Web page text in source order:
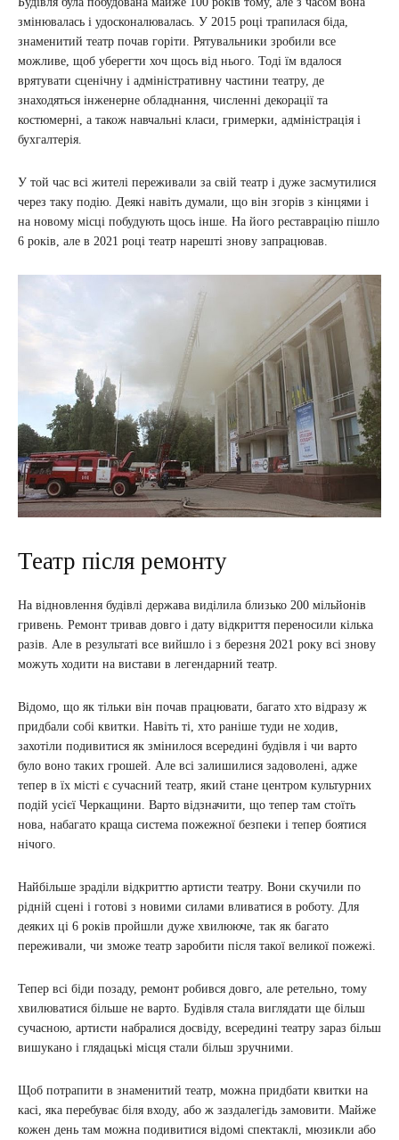
змінювалась і удосконалювалась. У 2015 році трапилася біда,
знаменитий театр почав горіти. Рятувальники зробили все
можливе, щоб уберегти хоч щось від нього. Тоді їм вдалося
врятувати сценічну і адміністративну частини театру, де
знаходяться інженерне обладнання, численні декорації та
костюмерні, а також навчальні класи, гримерки, адміністрація і
бухгалтерія.
У той час всі жителі переживали за свій театр і дуже засмутилися
через таку подію. Деякі навіть думали, що він згорів з кінцями і
на новому місці побудують щось інше. На його реставрацію пішло
6 років, але в 2021 році театр нарешті знову запрацював.
Театр після ремонту
На відновлення будівлі держава виділила близько 200 мільйонів
гривень. Ремонт тривав довго і дату відкриття переносили кілька
разів. Але в результаті все вийшло і з березня 2021 року всі знову
можуть ходити на вистави в легендарний театр.
Відомо, що як тільки він почав працювати, багато хто відразу ж
придбали собі квитки. Навіть ті, хто раніше туди не ходив,
захотіли подивитися як змінилося всередині будівля і чи варто
було воно таких грошей. Але всі залишилися задоволені, адже
тепер в їх місті є сучасний театр, який стане центром культурних
подій усієї Черкащини. Варто відзначити, що тепер там стоїть
нова, набагато краща система пожежної безпеки і тепер боятися
нічого.
Найбільше зраділи відкриттю артисти театру. Вони скучили по
рідній сцені і готові з новими силами вливатися в роботу. Для
деяких ці 6 років пройшли дуже хвилююче, так як багато
переживали, чи зможе театр заробити після такої великої пожежі.
Тепер всі біди позаду, ремонт робився довго, але ретельно, тому
хвилюватися більше не варто. Будівля стала виглядати ще більш
сучасною, артисти набралися досвіду, всередині театру зараз більш
вишукано і глядацькі місця стали більш зручними.
Щоб потрапити в знаменитий театр, можна придбати квитки на
касі, яка перебуває біля входу, або ж заздалегідь замовити. Майже
кожен день там можна подивитися відомі спектаклі, мюзикли або